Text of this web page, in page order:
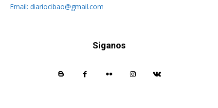
Email: diariocibao@gmail.com
Siganos